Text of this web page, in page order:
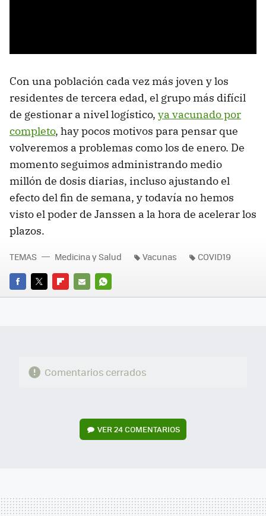
Con una población cada vez más joven y los
residentes de tercera edad, el grupo más difícil
de gestionar a nivel logístico, ya vacunado por
completo, hay pocos motivos para pensar que
volveremos a problemas como los de enero. De
momento seguimos administrando medio
millón de dosis diarias, incluso ajustando el
efecto del fin de semana, y todavía no hemos
visto el poder de Janssen a la hora de acelerar los
plazos.
FACEBOOK
TWITTERFLIPBOARD
E-
WHATSAPP
TEMAS Medicina y Salud Vacunas COVID19
Comentarios cerrados
VER24 COMENTARIOS